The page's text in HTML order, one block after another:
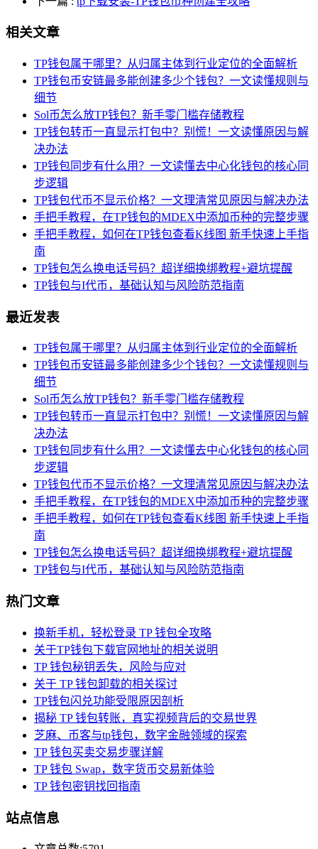
相关文章
TP钱包属于哪里？从归属主体到行业定位的全面解析
TP钱包币安链最多能创建多少个钱包？一文读懂规则与
细节
Sol币怎么放TP钱包？新手零门槛存储教程
TP钱包转币一直显示打包中？别慌！一文读懂原因与解
决办法
TP钱包同步有什么用？一文读懂去中心化钱包的核心同
步逻辑
TP钱包代币不显示价格？一文理清常见原因与解决办法
手把手教程，在TP钱包的MDEX中添加币种的完整步骤
手把手教程，如何在TP钱包查看K线图 新手快速上手指
南
TP钱包怎么换电话号码？超详细换绑教程+避坑提醒
TP钱包与I代币，基础认知与风险防范指南
最近发表
TP钱包属于哪里？从归属主体到行业定位的全面解析
TP钱包币安链最多能创建多少个钱包？一文读懂规则与
细节
Sol币怎么放TP钱包？新手零门槛存储教程
TP钱包转币一直显示打包中？别慌！一文读懂原因与解
决办法
TP钱包同步有什么用？一文读懂去中心化钱包的核心同
步逻辑
TP钱包代币不显示价格？一文理清常见原因与解决办法
手把手教程，在TP钱包的MDEX中添加币种的完整步骤
手把手教程，如何在TP钱包查看K线图 新手快速上手指
南
TP钱包怎么换电话号码？超详细换绑教程+避坑提醒
TP钱包与I代币，基础认知与风险防范指南
热门文章
换新手机，轻松登录 TP 钱包全攻略
关于TP钱包下载官网地址的相关说明
TP 钱包秘钥丢失，风险与应对
关于 TP 钱包卸载的相关探讨
TP钱包闪兑功能受限原因剖析
揭秘 TP 钱包转账，真实视频背后的交易世界
芝麻、币客与tp钱包，数字金融领域的探索
TP 钱包买卖交易步骤详解
TP 钱包 Swap，数字货币交易新体验
TP 钱包密钥找回指南
站点信息